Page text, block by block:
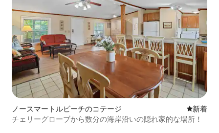
ノースマートルビーチのコテージ 新しい宿
新着
チェリーグローブから数分の海岸沿いの隠れ家的な場所！